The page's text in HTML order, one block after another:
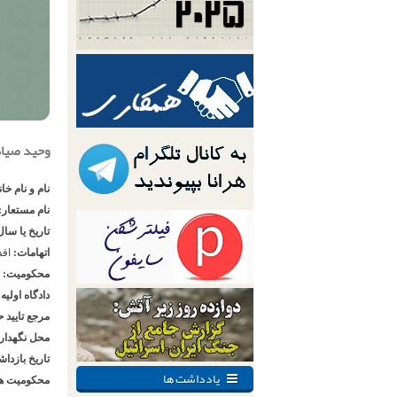
وحید
نام و نام
نام
تاریخ یا
اتهامات:
محکومیت:
دادگاه
مرجع
محل
تاریخ
محکومیت
یادداشت ها